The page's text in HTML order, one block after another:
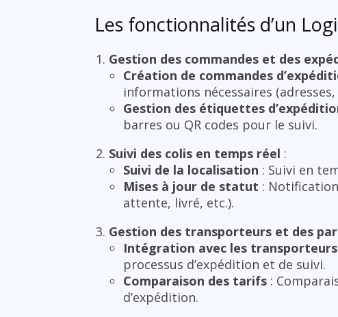
Les fonctionnalités d’un
Gestion des commandes et des
Création de commandes
informations nécessaires
Gestion des étiquettes
barres ou QR codes pour le suivi.
Suivi des colis en temps réel :
Suivi de la localisation : Suivi en
Mises à jour de statut :
attente, livré, etc.).
Gestion des transporteurs et des
Intégration avec les transporteurs
processus d’expédition et de suivi.
Comparaison des tarifs :
d’expédition.